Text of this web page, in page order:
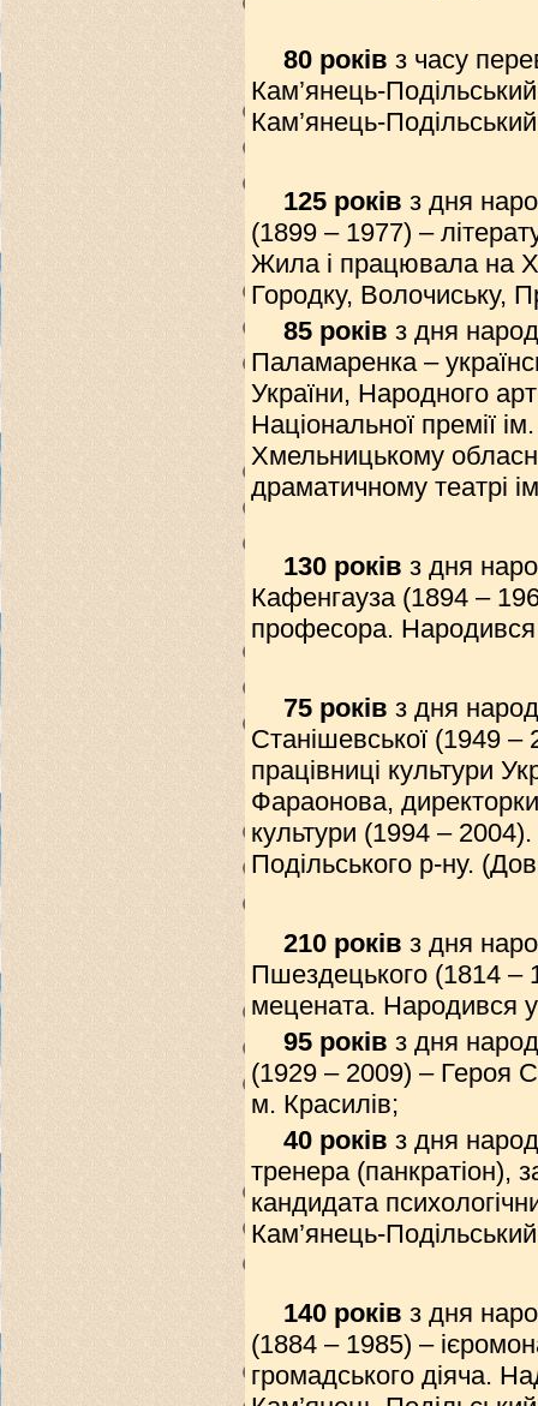
80 років з часу
Кам’янець-
Кам’янець-
125 років з дня
(1899 – 1977) –
Жила і працювала на
Городку, Волочиську,
85 років з дня
Паламаренка –
України, Народного
Національної премії
Хмельницькому
драматичному театрі
130 років з дня
Кафенгауза (1894 –
професора. Народився
75 років з дня
Станішевської (1949 –
працівниці культури
Фараонова,
культури (1994 –
Подільського р-ну.
210 років з дня
Пшездецького (1814 –
мецената. Народився
95 років з дня
(1929 – 2009) – Героя
м. Красилів;
40 років з дня
тренера (панкратіон),
кандидата
Кам’янець-
140 років з дня
(1884 – 1985) –
громадського діяча.